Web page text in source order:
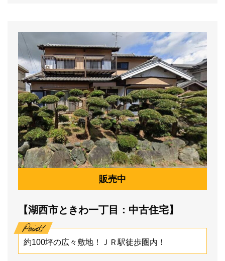
販売中
【湖西市ときわ一丁目：中古住宅】
約100坪の広々敷地！ＪＲ駅徒歩圏内！